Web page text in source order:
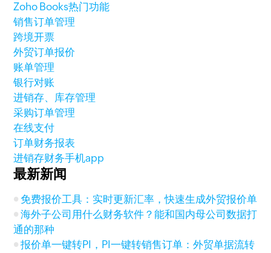
Zoho Books热门功能
销售订单管理
跨境开票
外贸订单报价
账单管理
银行对账
进销存、库存管理
采购订单管理
在线支付
订单财务报表
进销存财务手机app
最新新闻
免费报价工具：实时更新汇率，快速生成外贸报价单
海外子公司用什么财务软件？能和国内母公司数据打
通的那种
报价单一键转PI，PI一键转销售订单：外贸单据流转